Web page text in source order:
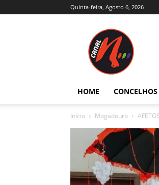
Quinta-feira, Agosto 6, 2026
e
HOME CONCELHOS
Início Mogadouro